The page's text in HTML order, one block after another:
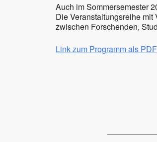
Auch im Sommersemester
Die Veranstaltungsreihe
zwischen Forschenden,
Link zum Programm als PDF